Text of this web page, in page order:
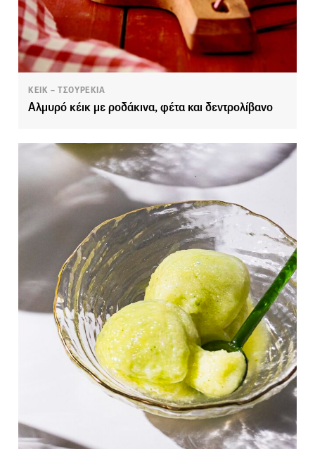
ΚΕΙΚ – ΤΣΟΥΡΕΚΙΑ
Αλμυρό κέικ με ροδάκινα, φέτα και δεντρολίβανο